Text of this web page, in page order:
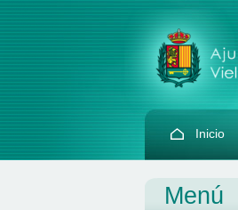
Inicio
Menú